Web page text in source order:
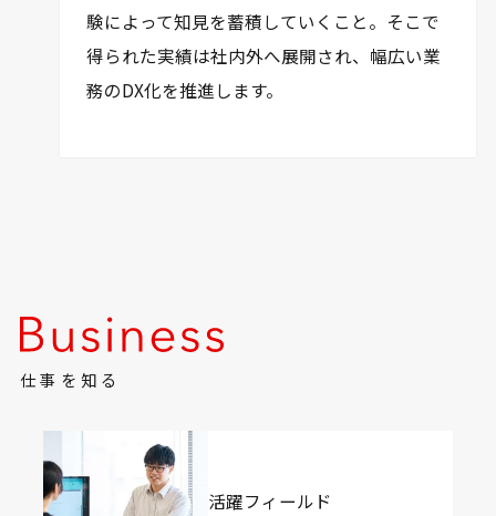
験によって知見を蓄積していくこと。そこで
得られた実績は社内外へ展開され、幅広い業
務のDX化を推進します。
仕事を知る
活躍フィールド